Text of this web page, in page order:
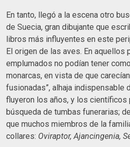
En tanto, llegó a la escena otro
de Suecia, gran dibujante que
libros más influyentes en este
El origen de las aves. En
emplumados no podían tener
monarcas, en vista de que
fusionadas”, alhaja indispensable
fluyeron los años, y los científicos
búsqueda de tumbas funerarias;
que muchos miembros de la
collares: Oviraptor, Ajancingenia,